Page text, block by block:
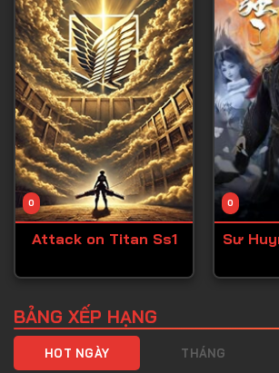
Tập 41
Tập 42
Tập 43
Tập 44
Tập 45
Tập 46
Tập 47
Tập 49
0
Attack on Titan Ss1
0
Sư
BẢNG XẾP HẠNG
HOT NGÀY THÁNG